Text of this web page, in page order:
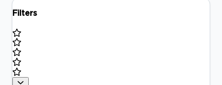
Filters